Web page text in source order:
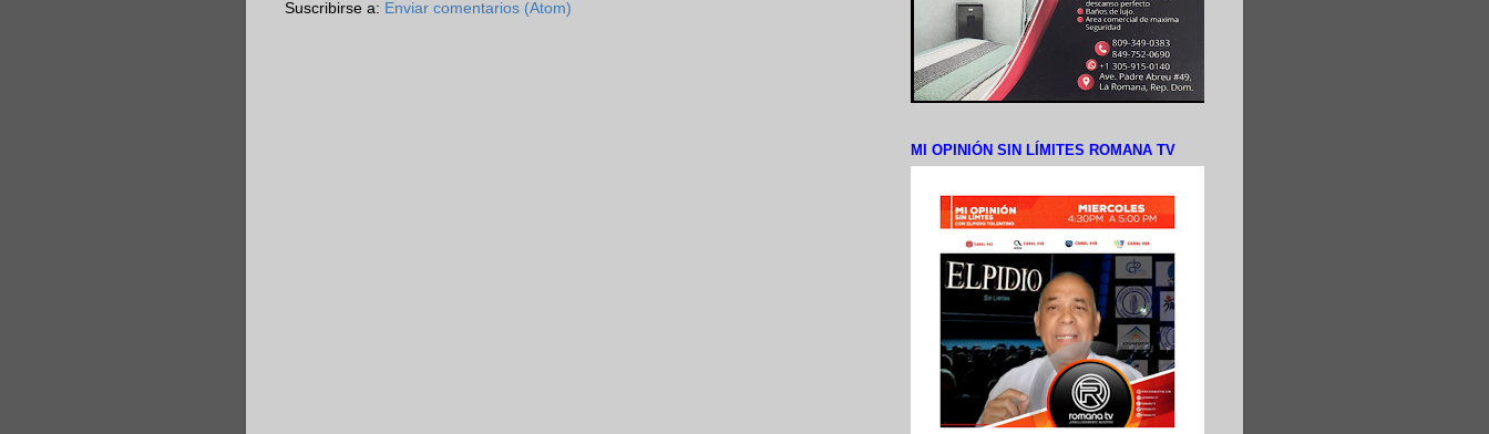
Suscribirse a: Enviar comentarios (Atom)
MI OPINIÓN SIN LÍMITES ROMANA TV